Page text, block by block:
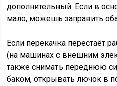
дополнительный. Если в
мало, можешь заправить
Если перекачка перестаёт
(на машинах с внешним
также снимать переднюю
баком, открывать лючок в